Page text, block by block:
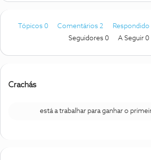
Tópicos 0 Comentários 2 Respondido
Seguidores 0 A Seguir 0
Crachás
está a trabalhar para ganhar o